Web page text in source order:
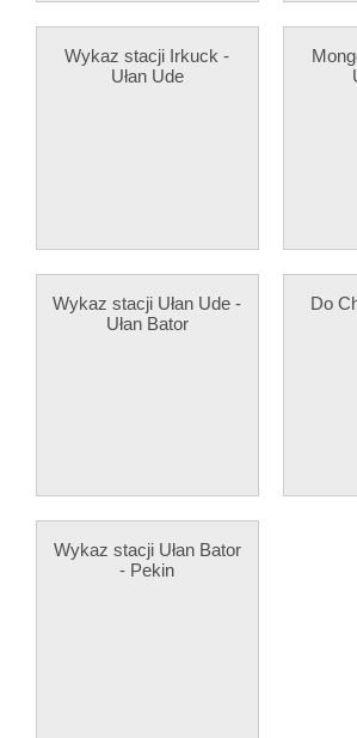
Wykaz stacji Irkuck -
Ułan Ude
Wykaz stacji Ułan Ude -
Ułan Bator
Do
Wykaz stacji Ułan Bator
- Pekin